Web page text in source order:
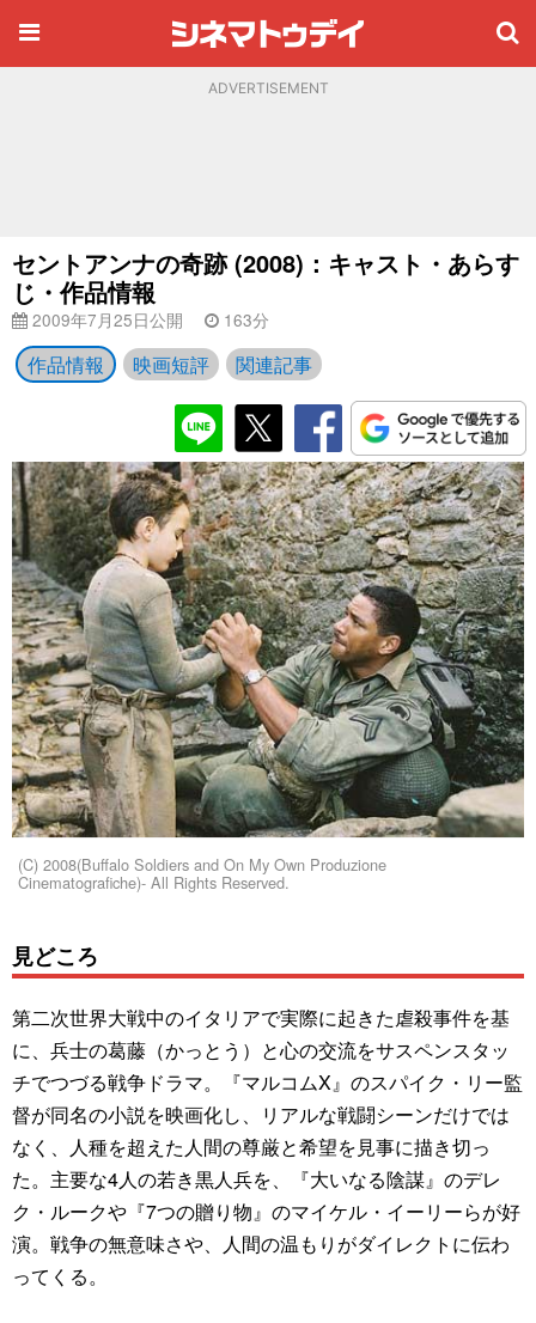
ADVERTISEMENT
セントアンナの奇跡 (2008)：キャスト・あらす
じ・作品情報
2009年7月25日公開 163分
作品情報 映画短評 関連記事
(C) 2008(Buffalo Soldiers and On My Own Produzione
Cinematografiche)- All Rights Reserved.
見どころ
第二次世界大戦中のイタリアで実際に起きた虐殺事件を基
に、兵士の葛藤（かっとう）と心の交流をサスペンスタッ
チでつづる戦争ドラマ。『マルコムX』のスパイク・リー監
督が同名の小説を映画化し、リアルな戦闘シーンだけでは
なく、人種を超えた人間の尊厳と希望を見事に描き切っ
た。主要な4人の若き黒人兵を、『大いなる陰謀』のデレ
ク・ルークや『7つの贈り物』のマイケル・イーリーらが好
演。戦争の無意味さや、人間の温もりがダイレクトに伝わ
ってくる。